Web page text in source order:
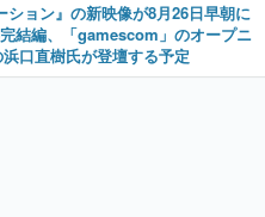
ョン』の新映像が8月26日早朝に
結編、「gamescom」のオープニ
口直樹氏が登壇する予定